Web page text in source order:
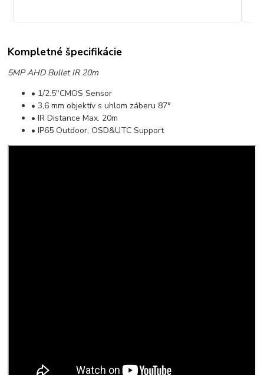
Kompletné špecifikácie
5MP AHD Bullet IR 20m
• 1/2.5"CMOS Sensor
• 3,6 mm objektív s uhlom záberu 87°
• IR Distance Max. 20m
• IP65 Outdoor, OSD&UTC Support